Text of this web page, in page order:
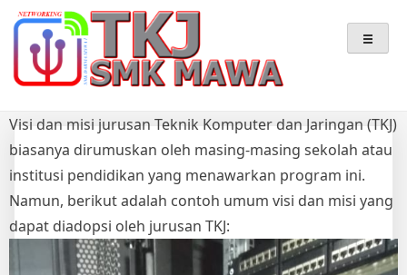
Skip
content
Teknik Komputer & Jaringan
TKJ – SMK MAWA
Visi dan misi jurusan Teknik Komputer dan Jaringan (TKJ)
biasanya dirumuskan oleh masing-masing sekolah atau
institusi pendidikan yang menawarkan program ini.
Namun, berikut adalah contoh umum visi dan misi yang
dapat diadopsi oleh jurusan TKJ: